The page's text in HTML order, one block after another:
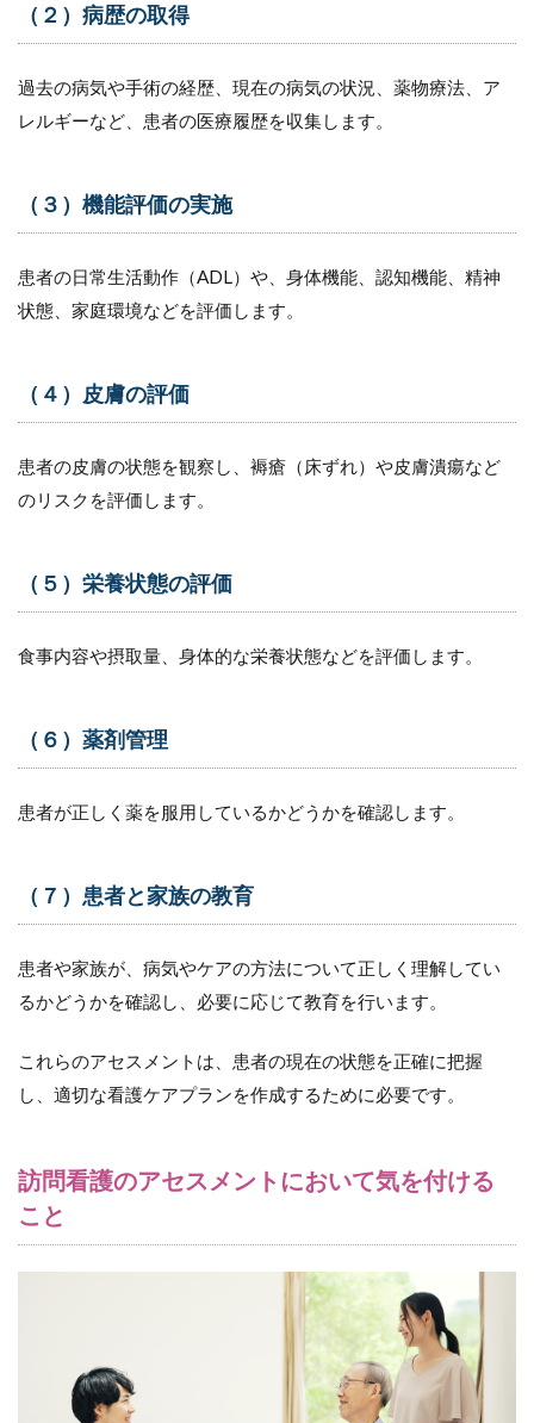
問
看
に
必
の
ア
ス
ン
点
6
身体的
視点で
意ポイ
ント
6.1
価
（２）
6.3
（３）
評価
6.4
創傷や
皮膚の
状態の
（５）
のアセ
スメン
（２）病歴の取得
過去の病気や手術の経歴、現在の病気の状況、薬物療法、ア
レルギーなど、患者の医療履歴を収集します。
（３）機能評価の実施
患者の日常生活動作（ADL）や、身体機能、認知機能、精神
状態、家庭環境などを評価します。
（４）皮膚の評価
患者の皮膚の状態を観察し、褥瘡（床ずれ）や皮膚潰瘍など
のリスクを評価します。
（５）栄養状態の評価
食事内容や摂取量、身体的な栄養状態などを評価します。
（６）薬剤管理
患者が正しく薬を服用しているかどうかを確認します。
（７）患者と家族の教育
患者や家族が、病気やケアの方法について正しく理解してい
るかどうかを確認し、必要に応じて教育を行います。
これらのアセスメントは、患者の現在の状態を正確に把握
し、適切な看護ケアプランを作成するために必要です。
訪問看護のアセスメントにおいて気を付ける
こと